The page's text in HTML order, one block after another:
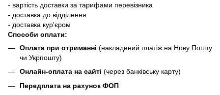
- вартість доставки за тарифами перевізника
- доставка до відділення
- доставка кур'єром
Способи оплати:
Оплата при отриманні (накладений платіж на Нову Пошту
чи Укрпошту)
Онлайн-оплата на сайті (через банківську карту)
Передплата на рахунок ФОП